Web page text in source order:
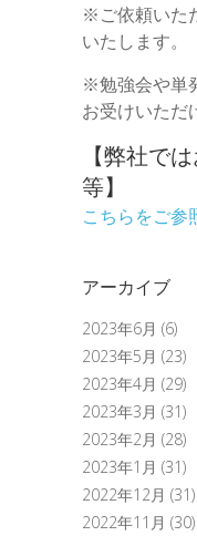
※ご依頼いた
いたします。
※勉強会や単
お受けいただ
【弊社で
等】
こちらをご参
アーカイブ
2023年6月 (6)
2023年5月 (23)
2023年4月 (29)
2023年3月 (31)
2023年2月 (28)
2023年1月 (31)
2022年12月 (31)
2022年11月 (30)